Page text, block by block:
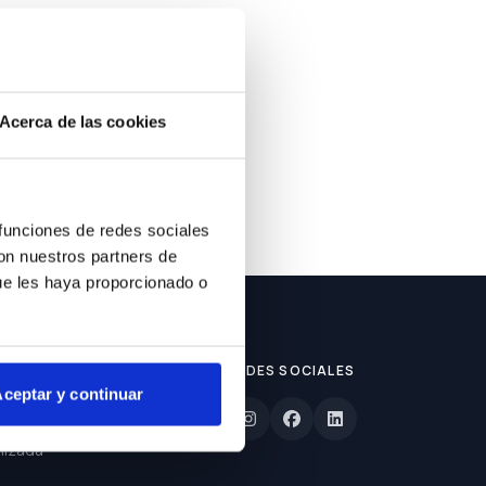
Acerca de las cookies
de redes sociales
nuestros partners de
les haya proporcionado o
y continuar
REDES SOCIALES